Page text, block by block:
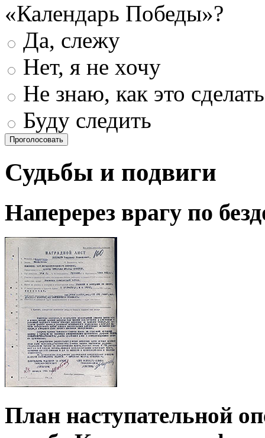
«Календарь Победы»?
Да, слежу
Нет, я не хочу
Не знаю, как это сделать
Буду следить
Проголосовать
Судьбы и подвиги
Наперерез врагу по
План наступательной